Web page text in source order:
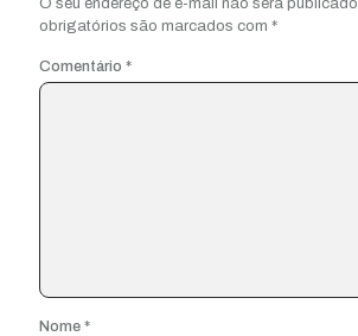
obrigatórios são marcados com *
Comentário *
Nome *